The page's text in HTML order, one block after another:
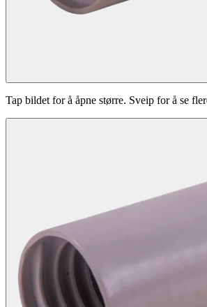
Tap bildet for å åpne større. Sveip for å se